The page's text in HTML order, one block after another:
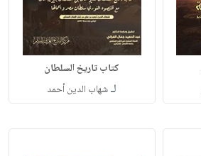
كتاب تاريخ السلطان
لـشهاب الدين أحمد